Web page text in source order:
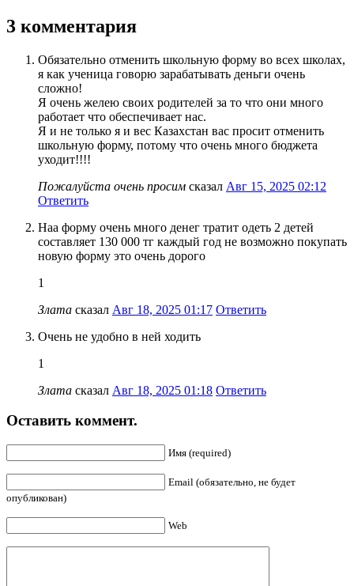
3 комментария
Обязательно отменить школьную форму во всех школах,
я как ученица говорю зарабатывать деньги очень
сложно!
Я очень желею своих родителей за то что они много
работает что обеспечивает нас.
Я и не только я и вес Казахстан вас просит отменить
школьную форму, потому что очень много бюджета
уходит!!!!
Пожалуйста очень просим сказал Авг 15, 2025 02:12
Ответить
Наа форму очень много денег тратит одеть 2 детей
составляет 130 000 тг каждый год не возможно покупать
новую форму это очень дорого
1
Злата сказал Авг 18, 2025 01:17 Ответить
Очень не удобно в ней ходить
1
Злата сказал Авг 18, 2025 01:18 Ответить
Оставить коммент.
Имя (required)
Email (обязательно, не будет
опубликован)
Web